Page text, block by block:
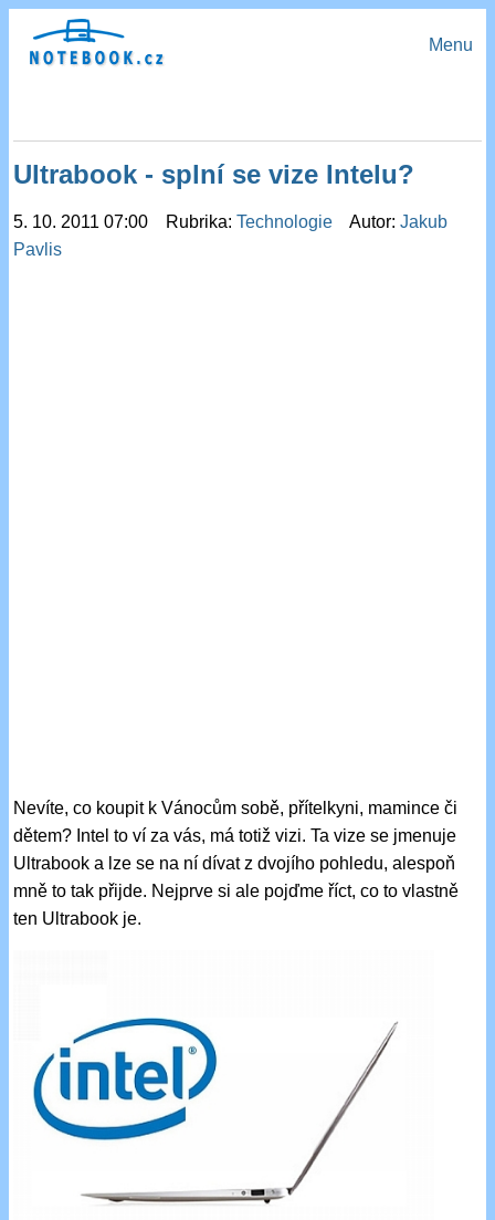
Menu
Ultrabook - splní se vize Intelu?
5. 10. 2011 07:00 Rubrika:Technologie Autor:Jakub
Pavlis
Nevíte, co koupit k Vánocům sobě, přítelkyni, mamince či
dětem? Intel to ví za vás, má totiž vizi. Ta vize se jmenuje
Ultrabook a lze se na ní dívat z dvojího pohledu, alespoň
mně to tak přijde. Nejprve si ale pojďme říct, co to vlastně
ten Ultrabook je.